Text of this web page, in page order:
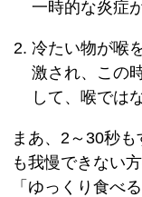
一時的な炎症
冷たい物が喉
激され、この
して、喉では
まあ、2～30秒
も我慢できない
「ゆっくり食べ